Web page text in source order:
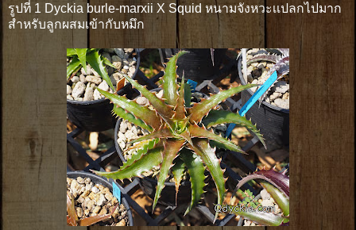
รูปที่ 1 Dyckia burle-marxii X Squid หนามจังหวะเเปลกไปมาก
สำหรับลูกผสมเข้ากับหมึก